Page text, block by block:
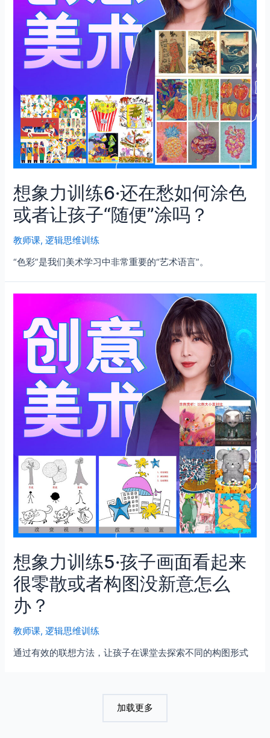
想象力训练6·还在愁如何涂色
或者让孩子“随便”涂吗？
教师课,逻辑思维训练
“色彩”是我们美术学习中非常重要的“艺术语言”。
想象力训练5·孩子画面看起来
很零散或者构图没新意怎么
办？
教师课,逻辑思维训练
通过有效的联想方法，让孩子在课堂去探索不同的构图形式
加载更多